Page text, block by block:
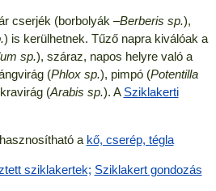
cserjék (borbolyák –Berberis sp.),
) is kerülhetnek. Tűző napra kiválóak a
sp.), száraz, napos helyre való a
(Phlox sp.), pimpó (Potentilla
(Arabis sp.). A Sziklakerti
a kő, cserép, tégla
sziklakertek; Sziklakert gondozás